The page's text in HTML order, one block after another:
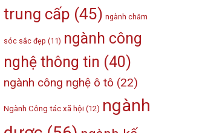
trung cấp (45) ngành chăm
sóc sắc đẹp (11) ngành công
nghệ thông tin (40)
ngành công nghệ ô tô (22)
Ngành Công tác xã hội (12) ngành